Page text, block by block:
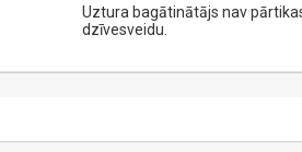
Uztura bagātinātājs nav
dzīvesveidu.